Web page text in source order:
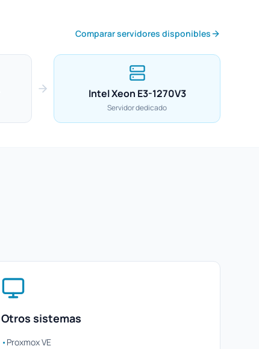
Comparar servidores disponibles
Intel Xeon E3-1270V3
Servidor dedicado
Otros sistemas
•Proxmox VE